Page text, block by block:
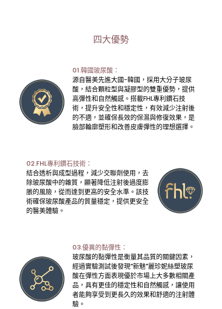
四大優勢
01.韓國玻尿酸：
源自醫美先進大國-韓國，採用大分子玻尿
酸，結合顆粒型與凝膠型的雙重優勢，提供
高彈性和自然觸感。搭載FHL專利鑽石技
術，提升安全性和穩定性，有效減少注射後
的不適，並確保長效的保濕與修復效果，是
臉部輪廓塑形和改善皮膚彈性的理想選擇。
02.FHL專利鑽石技術：
結合透析與成型過程，減少交聯劑使用，去
除玻尿酸中的雜質，顯著降低注射後過度膨
脹的風險，從而達到更高的安全水準。該技
術確保玻尿酸產品的質量穩定，提供更安全
的醫美體驗。
03.優異的黏彈性：
玻尿酸的黏彈性是衡量其品質的關鍵因素，
經過實驗測試後發現“新魅”麗珍妮絲塑玻尿
酸在彈性方面表現優於市場上大多數相關產
品，具有更佳的穩定性和自然觸感，讓使用
者能夠享受到更長久的效果和舒適的注射體
驗。